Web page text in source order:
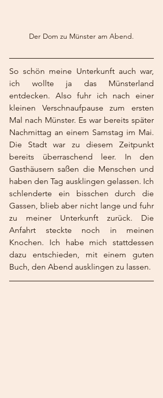
Der Dom zu Münster am Abend.
So schön meine Unterkunft auch war,
ich wollte ja das Münsterland
entdecken. Also fuhr ich nach einer
kleinen Verschnaufpause zum ersten
Mal nach Münster. Es war bereits später
Nachmittag an einem Samstag im Mai.
Die Stadt war zu diesem Zeitpunkt
bereits überraschend leer. In den
Gasthäusern saßen die Menschen und
haben den Tag ausklingen gelassen. Ich
schlenderte ein bisschen durch die
Gassen, blieb aber nicht lange und fuhr
zu meiner Unterkunft zurück. Die
Anfahrt steckte noch in meinen
Knochen. Ich habe mich stattdessen
dazu entschieden, mit einem guten
Buch, den Abend ausklingen zu lassen.